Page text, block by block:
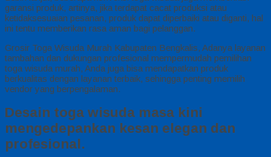
garansi produk, artinya, jika terdapat cacat produksi atau
ketidaksesuaian pesanan, produk dapat diperbaiki atau diganti, hal
ini tentu memberikan rasa aman bagi pelanggan.
Grosir Toga Wisuda Murah Kabupaten Bengkalis, Adanya layanan
tambahan dan dukungan profesional mempermudah pemilihan
toga wisuda murah, Anda juga bisa mendapatkan produk
berkualitas dengan layanan terbaik, sehingga penting memilih
vendor yang berpengalaman.
Desain toga wisuda masa kini
mengedepankan kesan elegan dan
profesional.